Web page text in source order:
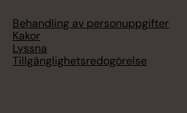
Behandling av personuppgifter
Kakor
Lyssna
Tillgänglighetsredogörelse